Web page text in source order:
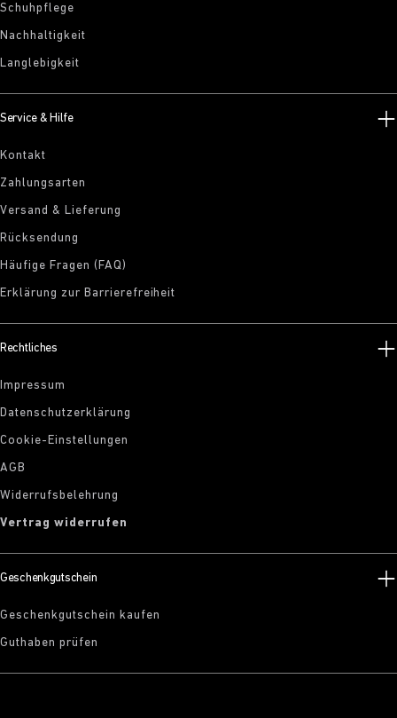
Schuhpflege
Nachhaltigkeit
Langlebigkeit
Service & Hilfe
Kontakt
Zahlungsarten
Versand & Lieferung
Rücksendung
Häufige Fragen (FAQ)
Erklärung zur Barrierefreiheit
Rechtliches
Impressum
Datenschutzerklärung
Cookie-Einstellungen
AGB
Widerrufsbelehrung
Vertrag widerrufen
Geschenkgutschein
Geschenkgutschein kaufen
Guthaben prüfen